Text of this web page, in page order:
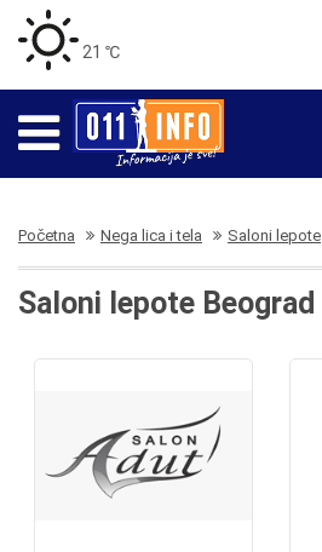
21 ℃
Početna Nega lica i tela Saloni lepote
Saloni lepote Beograd